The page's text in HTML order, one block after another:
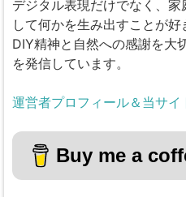
デジタル表現だけでなく、
して何かを生み出すことが好
DIY精神と自然への感謝を大
を発信しています。
運営者プロフィール＆当サイ
Buy me a